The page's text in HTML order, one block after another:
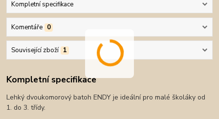
Kompletní specifikace
Komentáře 0
Související zboží 1
Kompletní specifikace
Lehký dvoukomorový batoh ENDY je ideální pro malé školáky od
1. do 3. třídy.